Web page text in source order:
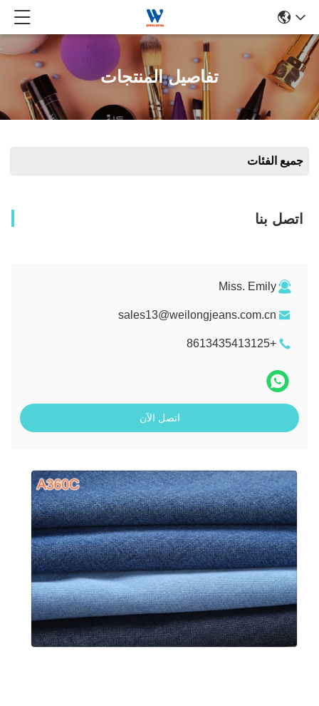
تفاصيل المنتجات
جميع الفئات
اتصل بنا
Miss. Emily
sales13@weilongjeans.com.cn
+8613435413125
اتصل الآن